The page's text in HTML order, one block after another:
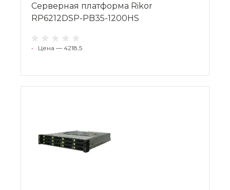
Cерверная платформа Rikor
RP6212DSP-PB35-1200HS
• Цена — 4218,5